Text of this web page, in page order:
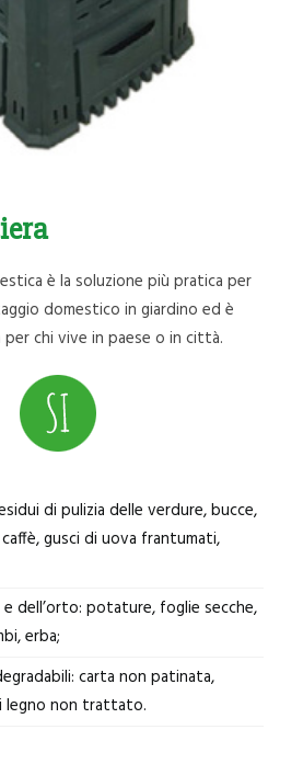
è la soluzione più pratica per
domestico in giardino ed è
chi vive in paese o in città.
di pulizia delle verdure, bucce,
gusci di uova frantumati,
dell’orto: potature, foglie secche,
erba;
carta non patinata,
legno non trattato.